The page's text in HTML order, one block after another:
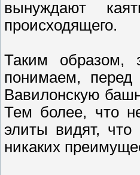
вынуждают
происходящего.
Таким образом,
понимаем,
Вавилонскую
Тем более, что
элиты видят,
никаких